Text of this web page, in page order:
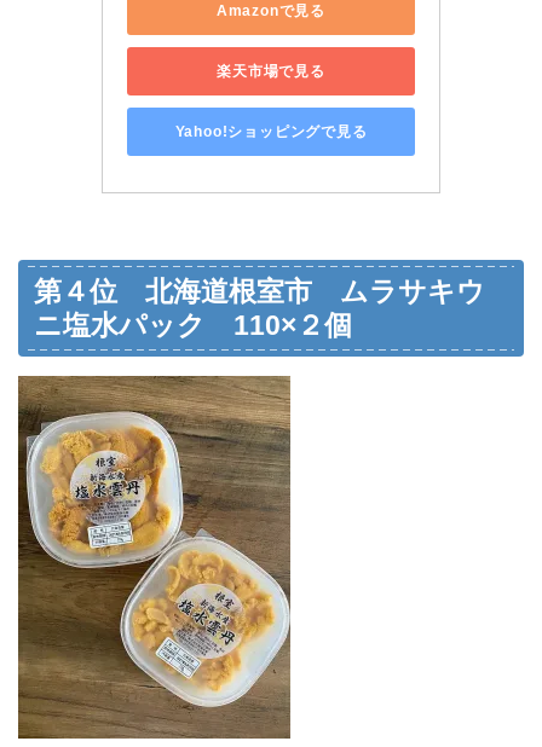
Amazonで見る
楽天市場で見る
Yahoo!ショッピングで見る
第４位 北海道根室市 ムラサキウ
ニ塩水パック 110×２個